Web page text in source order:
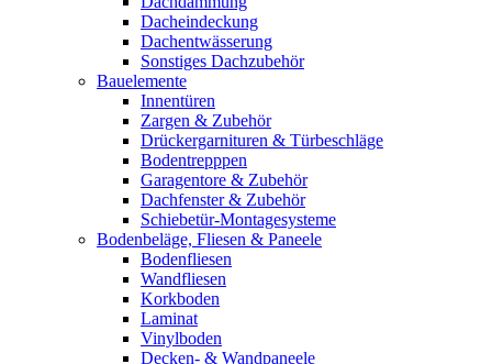
Dacheindeckung
Dachentwässerung
Sonstiges Dachzubehör
Bauelemente
Innentüren
Zargen & Zubehör
Drückergarnituren & Türbeschläge
Bodentrepppen
Garagentore & Zubehör
Dachfenster & Zubehör
Schiebetür-Montagesysteme
Bodenbeläge, Fliesen & Paneele
Bodenfliesen
Wandfliesen
Korkboden
Laminat
Vinylboden
Decken- & Wandpaneele